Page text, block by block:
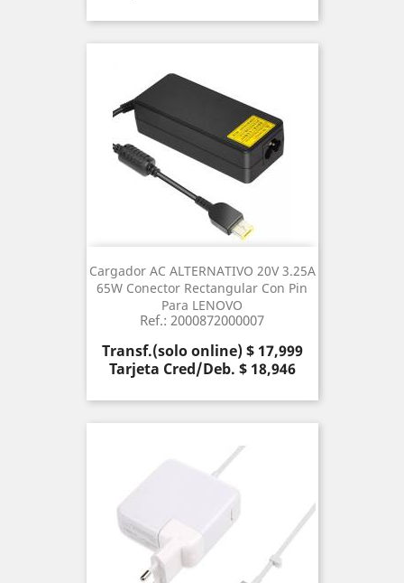
Cargador AC ALTERNATIVO 20V 3.25A
65W Conector Rectangular Con Pin
Para LENOVO
Ref.: 2000872000007
Precio
Transf.(solo online) $ 17,999
Tarjeta Cred/Deb. $ 18,946